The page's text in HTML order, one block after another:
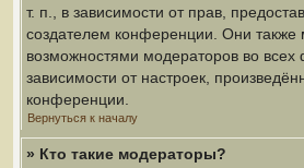
т. п., в зависимости от прав,
создателем конференции. Они также
возможностями модераторов во
зависимости от настроек,
конференции.
Вернуться к началу
» Кто такие модераторы?